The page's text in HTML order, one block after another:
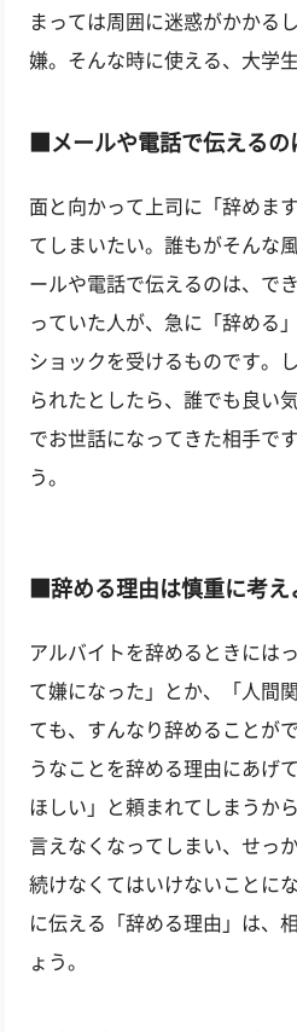
まっては周囲に迷惑がかかる
嫌。そんな時に使える、大学
■メールや電話で伝えるの
面と向かって上司に「辞めま
てしまいたい。誰もがそんな
ールや電話で伝えるのは、で
っていた人が、急に「辞める
ショックを受けるものです。
られたとしたら、誰でも良い
でお世話になってきた相手で
う。
■辞める理由は慎重に考え
アルバイトを辞めるときには
て嫌になった」とか、「人間
ても、すんなり辞めることが
うなことを辞める理由にあげ
ほしい」と頼まれてしまうか
言えなくなってしまい、せっ
続けなくてはいけないことに
に伝える「辞める理由」は、
ょう。